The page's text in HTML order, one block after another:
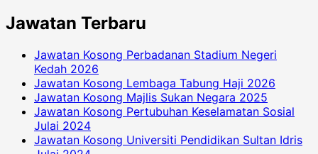
Jawatan Terbaru
Jawatan Kosong Perbadanan Stadium Negeri
Kedah 2026
Jawatan Kosong Lembaga Tabung Haji 2026
Jawatan Kosong Majlis Sukan Negara 2025
Jawatan Kosong Pertubuhan Keselamatan Sosial
Julai 2024
Jawatan Kosong Universiti Pendidikan Sultan Idris